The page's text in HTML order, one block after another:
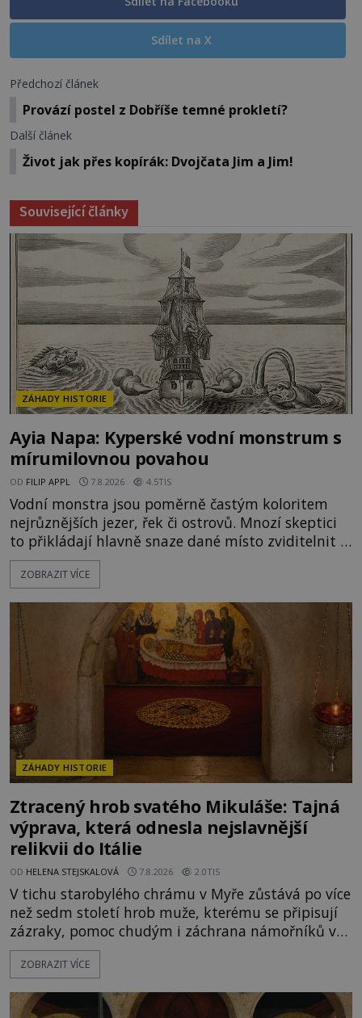
Sdílet na X
Předchozí článek
Provází postel z Dobříše temné prokletí?
Další článek
Život jak přes kopírák: Dvojčata Jim a Jim!
Související články
ZÁHADY HISTORIE
Ayia Napa: Kyperské vodní monstrum s
mírumilovnou povahou
OD FILIP APPL 7.8.2026 4.5TIS
Vodní monstra jsou poměrně častým koloritem
nejrůznějších jezer, řek či ostrovů. Mnozí skeptici
to přikládají hlavně snaze dané místo zviditelnit a
přitáhnout k němu pozornost záhadám
nakloněných turistů. Je to také případ kyperského
legendami o něm ukrývat nějaký pravdivý základ?
V blízkosti Mysu Greco, jak se přez
ZOBRAZIT VÍCE
ZÁHADY HISTORIE
Ztracený hrob svatého Mikuláše: Tajná
výprava, která odnesla nejslavnější
relikvii do Itálie
OD HELENA STEJSKALOVÁ 7.8.2026 2.0TIS
V tichu starobylého chrámu v Myře zůstává po více
než sedm století hrob muže, kterému se připisují
zázraky, pomoc chudým i záchrana námořníků v
bouřích. Pak ale přichází rok 1087 a klidné místo
se mění v dějiště podivné noční výpravy. Skupina
Mikuláše a odváží jeho ostatky přes moře do Bari.
ZOBRAZIT VÍCE